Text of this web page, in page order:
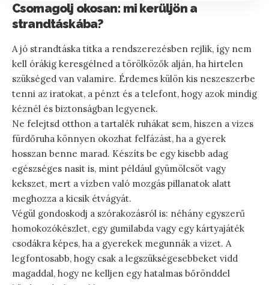
Csomagolj okosan: mi kerüljön a
strandtáskába?
A jó strandtáska titka a rendszerezésben rejlik, így nem
kell órákig keresgélned a törölközők alján, ha hirtelen
szükséged van valamire. Érdemes külön kis neszeszerbe
tenni az iratokat, a pénzt és a telefont, hogy azok mindig
kéznél és biztonságban legyenek.
Ne felejtsd otthon a tartalék ruhákat sem, hiszen a vizes
fürdőruha könnyen okozhat felfázást, ha a gyerek
hosszan benne marad. Készíts be egy kisebb adag
egészséges nasit is, mint például gyümölcsöt vagy
kekszet, mert a vízben való mozgás pillanatok alatt
meghozza a kicsik étvágyát.
Végül gondoskodj a szórakozásról is: néhány egyszerű
homokozókészlet, egy gumilabda vagy egy kártyajáték
csodákra képes, ha a gyerekek megunnák a vizet. A
legfontosabb, hogy csak a legszükségesebbeket vidd
magaddal, hogy ne kelljen egy hatalmas bőrönddel